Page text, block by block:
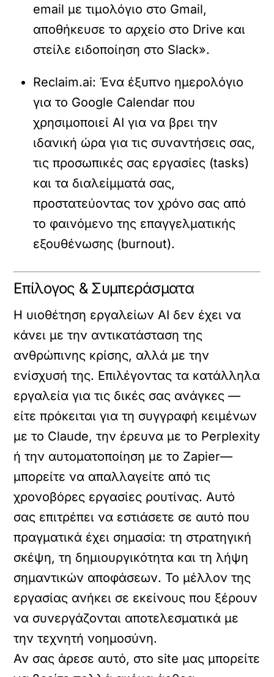
email με τιμολόγιο στο Gmail,
αποθήκευσε το αρχείο στο Drive και
στείλε ειδοποίηση στο Slack».
Reclaim.ai: Ένα έξυπνο ημερολόγιο
για το Google Calendar που
χρησιμοποιεί AI για να βρει την
ιδανική ώρα για τις συναντήσεις σας,
τις προσωπικές σας εργασίες (tasks)
και τα διαλείμματά σας,
προστατεύοντας τον χρόνο σας από
το φαινόμενο της επαγγελματικής
εξουθένωσης (burnout).
Επίλογος & Συμπεράσματα
Η υιοθέτηση εργαλείων AI δεν έχει να
κάνει με την αντικατάσταση της
ανθρώπινης κρίσης, αλλά με την
ενίσχυσή της. Επιλέγοντας τα κατάλληλα
εργαλεία για τις δικές σας ανάγκες —
είτε πρόκειται για τη συγγραφή κειμένων
με το Claude, την έρευνα με το Perplexity
ή την αυτοματοποίηση με το Zapier—
μπορείτε να απαλλαγείτε από τις
χρονοβόρες εργασίες ρουτίνας. Αυτό
σας επιτρέπει να εστιάσετε σε αυτό που
πραγματικά έχει σημασία: τη στρατηγική
σκέψη, τη δημιουργικότητα και τη λήψη
σημαντικών αποφάσεων. Το μέλλον της
εργασίας ανήκει σε εκείνους που ξέρουν
να συνεργάζονται αποτελεσματικά με
την τεχνητή νοημοσύνη.
Αν σας άρεσε αυτό, στο site μας μπορείτε